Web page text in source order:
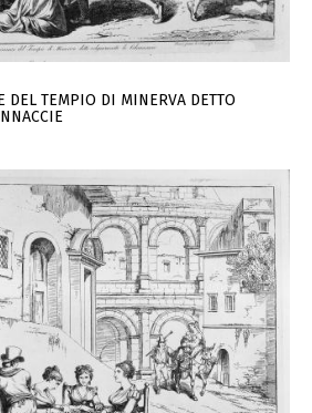
DEL TEMPIO DI MINERVA DETTO